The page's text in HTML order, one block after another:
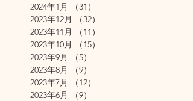
2024年1月
（31）
2023年12月
（32）
2023年11月
（11）
2023年10月
（15）
2023年9月
（5）
2023年8月
（9）
2023年7月
（12）
2023年6月
（9）